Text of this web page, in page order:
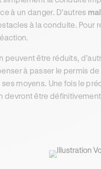
à un danger. D’autres
à la conduite. Pour
être réduits,
à passer le permis
moyens. Une fois le
être